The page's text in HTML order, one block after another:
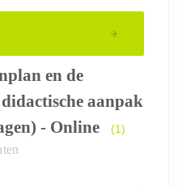
en de
aanpak
- Online
(1)